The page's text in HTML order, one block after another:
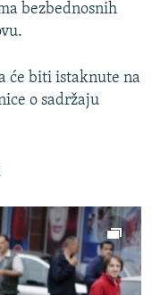
bezbednosnih
će biti istaknute na
o sadržaju